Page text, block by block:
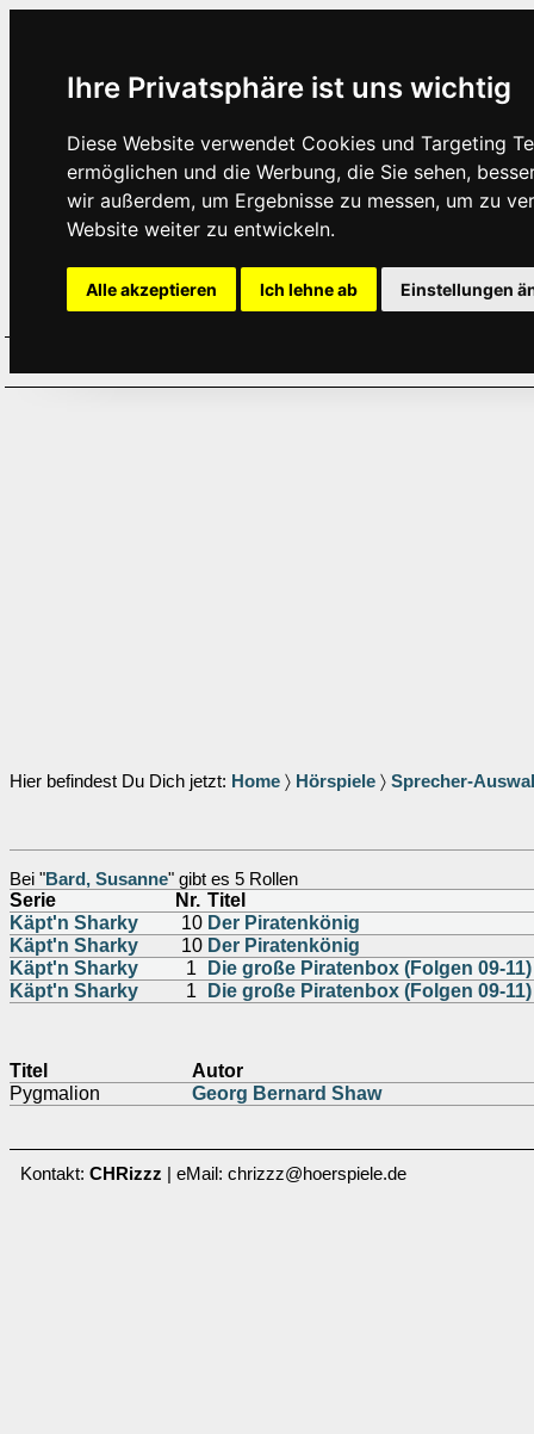
Ihre Privatsphäre ist uns wichtig
Diese Website verwendet Cookies und Targeting
ermöglichen und die Werbung, die Sie sehen,
wir außerdem, um Ergebnisse zu messen, um zu
Website weiter zu entwickeln.
Alle akzeptieren Ich lehne ab Einstellungen
Hier befindest Du Dich jetzt: Home 〉 Hörspiele 〉 Sprecher-
Bei "Bard, Susanne" gibt es 5 Rollen
Serie Nr. Titel
Käpt'n Sharky
10 Der Piratenkönig
Käpt'n Sharky
10 Der Piratenkönig
Käpt'n Sharky
1
Die große Piratenbox (Folgen 09-11)
Käpt'n Sharky
1 Die große Piratenbox (Folgen 09-11)
Titel
Autor
Pygmalion
Georg Bernard Shaw
Kontakt: CHRizzz | eMail: chrizzz@hoerspiele.de